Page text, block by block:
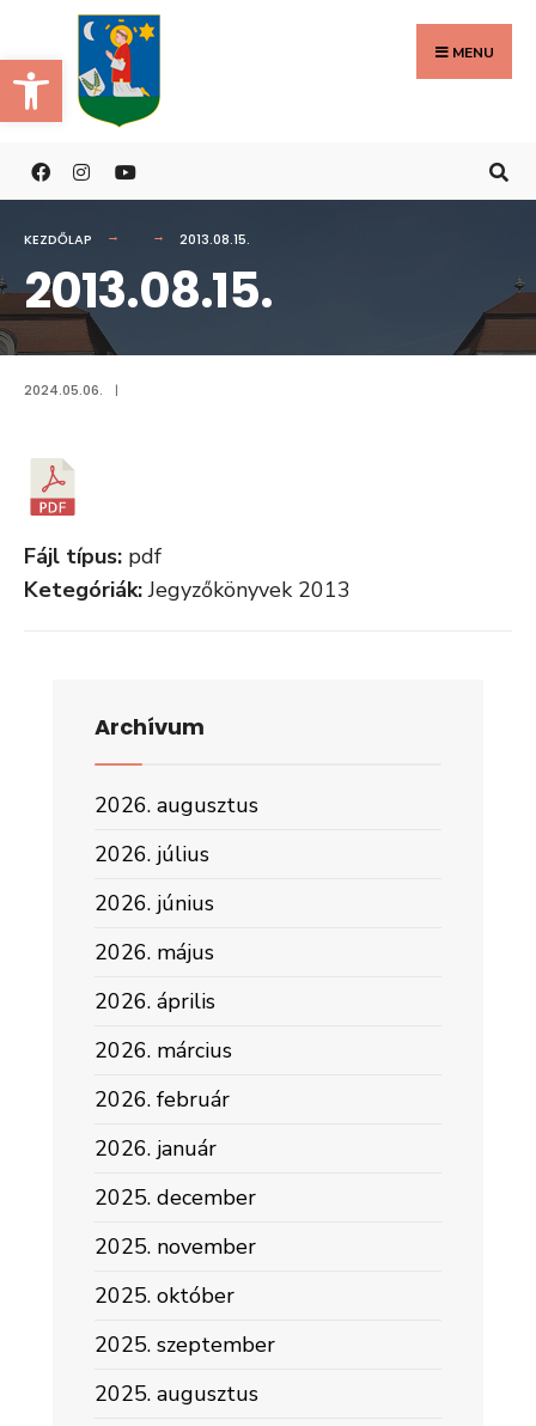
Eszköztár megnyitása
to
content
MENU
KEZDŐLAP 2013.08.15.
2013.08.15.
2024.05.06. |
Fájl típus: pdf
Ketegóriák:Jegyzőkönyvek 2013
Archívum
2026. augusztus
2026. július
2026. június
2026. május
2026. április
2026. március
2026. február
2026. január
2025. december
2025. november
2025. október
2025. szeptember
2025. augusztus
Search